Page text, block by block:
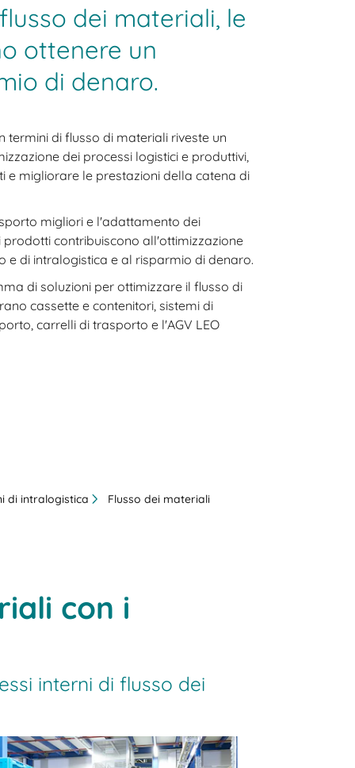
dei materiali, le
ottenere un
di denaro.
termini di flusso di materiali riveste un
dei processi logistici e produttivi,
e migliorare le prestazioni della catena di
migliori e l'adattamento dei
contribuiscono all'ottimizzazione
e di intralogistica e al risparmio di denaro.
di soluzioni per ottimizzare il flusso di
cassette e contenitori, sistemi di
carrelli di trasporto e l'AGV LEO
di intralogistica Flusso dei materiali
con i
interni di flusso dei